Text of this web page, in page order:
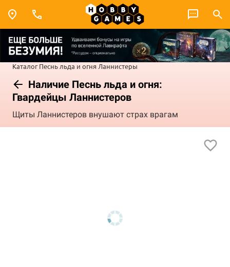
Каталог Песнь льда и огня Ланнистеры
Наличие Песнь льда и огня:
Гвардейцы Ланнистеров
Щиты Ланнистеров внушают страх врагам